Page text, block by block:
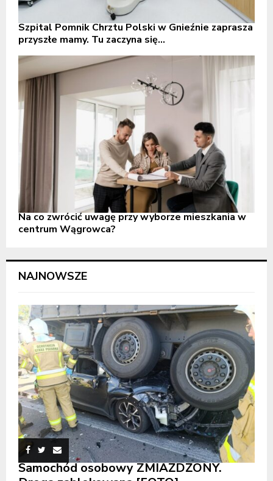
Szpital Pomnik Chrztu Polski w Gnieźnie zaprasza
przyszłe mamy. Tu zaczyna się...
Na co zwrócić uwagę przy wyborze mieszkania w
centrum Wągrowca?
NAJNOWSZE
Samochód osobowy ZMIAŻDŻONY.